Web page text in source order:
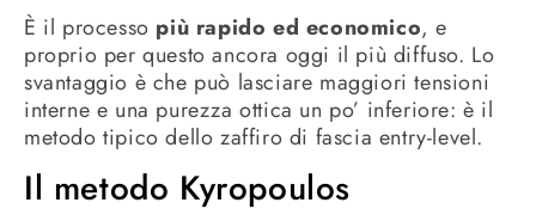
È il processo più rapido ed economico, e
proprio per questo ancora oggi il più diffuso. Lo
svantaggio è che può lasciare maggiori tensioni
interne e una purezza ottica un po’ inferiore: è il
metodo tipico dello zaffiro di fascia entry-level.
Il metodo Kyropoulos